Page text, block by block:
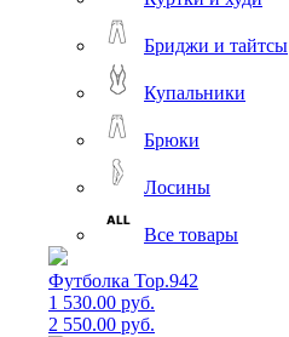
Бриджи и тайтсы
Купальники
Брюки
Лосины
Все товары
Футболка Top.942
1 530.00 руб.
2 550.00 руб.